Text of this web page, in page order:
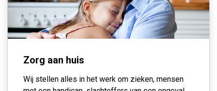
Zorg aan huis
Wij stellen alles in het werk om zieken, mensen